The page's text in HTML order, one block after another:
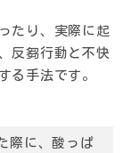
たり、実際に起
反芻行動と不快
る手法です。
際に、酸っぱ